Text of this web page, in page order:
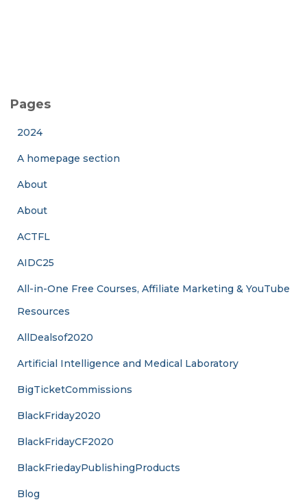
Pages
2024
A homepage section
About
About
ACTFL
AIDC25
All-in-One Free Courses, Affiliate Marketing & YouTube
Resources
AllDealsof2020
Artificial Intelligence and Medical Laboratory
BigTicketCommissions
BlackFriday2020
BlackFridayCF2020
BlackFriedayPublishingProducts
Blog